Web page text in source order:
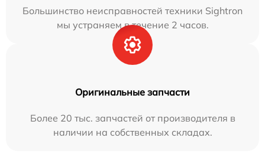
Большинство неисправностей техники Sightron
мы устраняем в течение 2 часов.
Оригинальные запчасти
Более 20 тыс. запчастей от производителя в
наличии на собственных складах.